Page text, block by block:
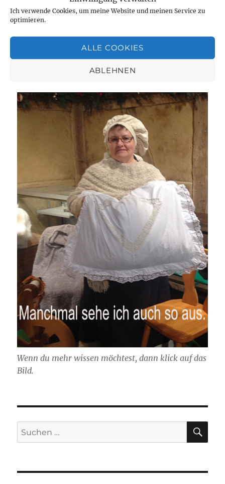
Ich verwende Cookies, um meine Website und meinen Service zu
optimieren.
ALLE COOKIES
ABLEHNEN
Veröffentlicht
Februar 14, 2022
Wenn du mehr wissen möchtest, dann klick auf das
Bild.
Suchen
nach: